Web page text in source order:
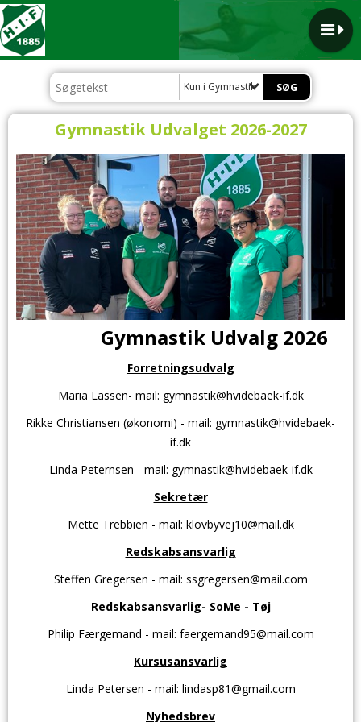
Kun i Gymnastik
Gymnastik Udvalget 2026-2027
Gymnastik Udvalg 2026
Forretningsudvalg
Maria Lassen- mail: gymnastik@hvidebaek-if.dk
Rikke Christiansen (økonomi) - mail: gymnastik@hvidebaek-
if.dk
Linda Peternsen - mail: gymnastik@hvidebaek-if.dk
Sekretær
Mette Trebbien - mail: klovbyvej10@mail.dk
Redskabsansvarlig
Steffen Gregersen - mail: ssgregersen@mail.com
Redskabsansvarlig- SoMe - Tøj
Philip Færgemand - mail: faergemand95@mail.com
Kursusansvarlig
Linda Petersen - mail: lindasp81@gmail.com
Nyhedsbrev